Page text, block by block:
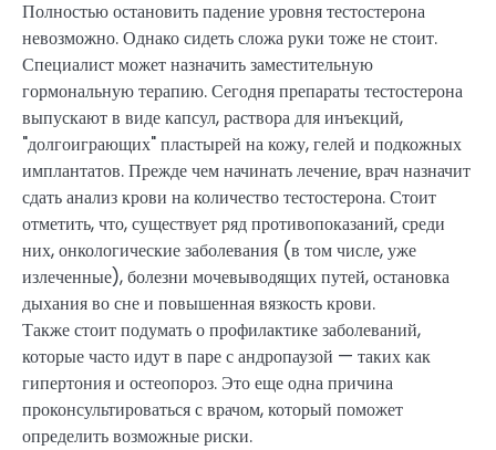
Полностью остановить падение уровня тестостерона
невозможно. Однако сидеть сложа руки тоже не стоит.
Специалист может назначить заместительную
гормональную терапию. Сегодня препараты тестостерона
выпускают в виде капсул, раствора для инъекций,
"долгоиграющих" пластырей на кожу, гелей и подкожных
имплантатов. Прежде чем начинать лечение, врач назначит
сдать анализ крови на количество тестостерона. Стоит
отметить, что, существует ряд противопоказаний, среди
них, онкологические заболевания (в том числе, уже
излеченные), болезни мочевыводящих путей, остановка
дыхания во сне и повышенная вязкость крови.
Также стоит подумать о профилактике заболеваний,
которые часто идут в паре с андропаузой — таких как
гипертония и остеопороз. Это еще одна причина
проконсультироваться с врачом, который поможет
определить возможные риски.